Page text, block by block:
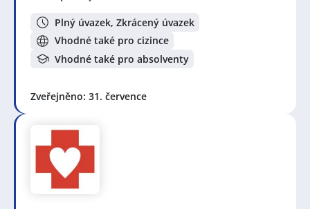
Plný úvazek, Zkrácený úvazek
Vhodné také pro cizince
Vhodné také pro absolventy
Zveřejněno: 31. července